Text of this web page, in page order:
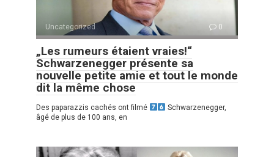
Uncategorized 0
„Les rumeurs étaient vraies!“
Schwarzenegger présente sa
nouvelle petite amie et tout le monde
dit la même chose
Des paparazzis cachés ont filmé
Schwarzenegger,
âgé de plus de 100 ans, en